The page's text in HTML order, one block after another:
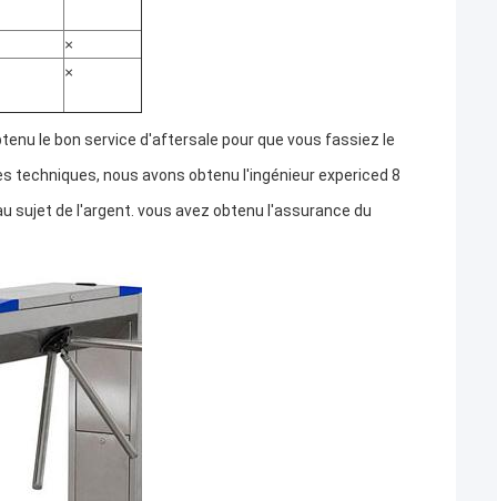
×
×
le bon service d'aftersale pour que vous fassiez le
techniques, nous avons obtenu l'ingénieur expericed 8
sujet de l'argent. vous avez obtenu l'assurance du